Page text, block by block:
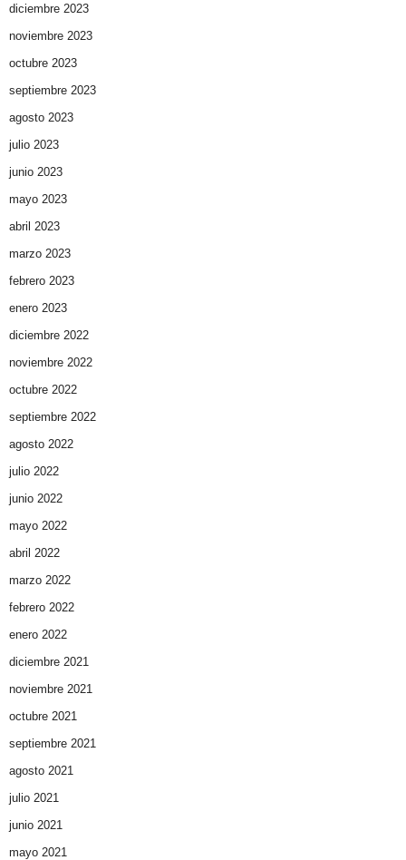
diciembre 2023
noviembre 2023
octubre 2023
septiembre 2023
agosto 2023
julio 2023
junio 2023
mayo 2023
abril 2023
marzo 2023
febrero 2023
enero 2023
diciembre 2022
noviembre 2022
octubre 2022
septiembre 2022
agosto 2022
julio 2022
junio 2022
mayo 2022
abril 2022
marzo 2022
febrero 2022
enero 2022
diciembre 2021
noviembre 2021
octubre 2021
septiembre 2021
agosto 2021
julio 2021
junio 2021
mayo 2021